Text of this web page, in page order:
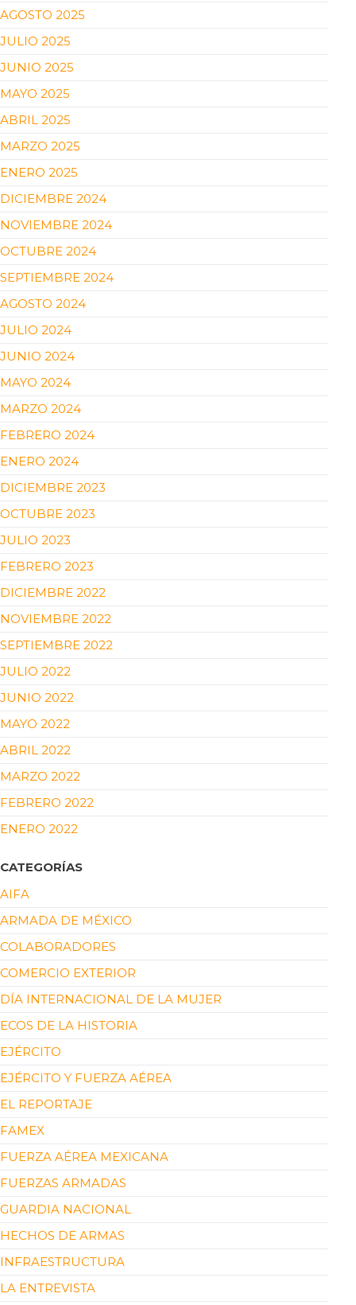
AGOSTO 2025
JULIO 2025
JUNIO 2025
MAYO 2025
ABRIL 2025
MARZO 2025
ENERO 2025
DICIEMBRE 2024
NOVIEMBRE 2024
OCTUBRE 2024
SEPTIEMBRE 2024
AGOSTO 2024
JULIO 2024
JUNIO 2024
MAYO 2024
MARZO 2024
FEBRERO 2024
ENERO 2024
DICIEMBRE 2023
OCTUBRE 2023
JULIO 2023
FEBRERO 2023
DICIEMBRE 2022
NOVIEMBRE 2022
SEPTIEMBRE 2022
JULIO 2022
JUNIO 2022
MAYO 2022
ABRIL 2022
MARZO 2022
FEBRERO 2022
ENERO 2022
CATEGORÍAS
AIFA
ARMADA DE MÉXICO
COLABORADORES
COMERCIO EXTERIOR
DÍA INTERNACIONAL DE LA MUJER
ECOS DE LA HISTORIA
EJÉRCITO
EJÉRCITO Y FUERZA AÉREA
EL REPORTAJE
FAMEX
FUERZA AÉREA MEXICANA
FUERZAS ARMADAS
GUARDIA NACIONAL
HECHOS DE ARMAS
INFRAESTRUCTURA
LA ENTREVISTA